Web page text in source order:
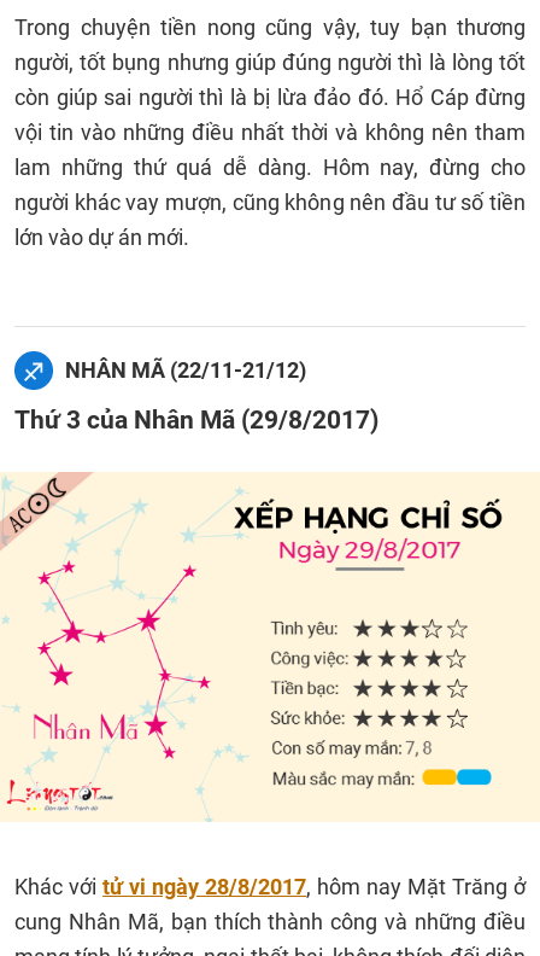
Trong chuyện tiền nong cũng vậy, tuy bạn thương
người, tốt bụng nhưng giúp đúng người thì là lòng tốt
còn giúp sai người thì là bị lừa đảo đó. Hổ Cáp đừng
vội tin vào những điều nhất thời và không nên tham
lam những thứ quá dễ dàng. Hôm nay, đừng cho
người khác vay mượn, cũng không nên đầu tư số tiền
lớn vào dự án mới.
NHÂN MÃ (22/11-21/12)
Thứ 3 của Nhân Mã (29/8/2017)
Khác với tử vi ngày 28/8/2017, hôm nay Mặt Trăng ở
cung Nhân Mã, bạn thích thành công và những điều